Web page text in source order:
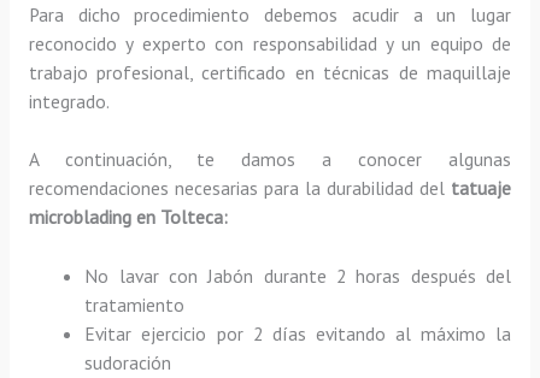
Para dicho procedimiento debemos acudir a un lugar
reconocido y experto con responsabilidad y un equipo de
trabajo profesional, certificado en técnicas de maquillaje
integrado.
A continuación, te damos a conocer algunas
recomendaciones necesarias para la durabilidad del tatuaje
microbladingen Tolteca:
No lavar con Jabón durante 2 horas después del
tratamiento
Evitar ejercicio por 2 días evitando al máximo la
sudoración